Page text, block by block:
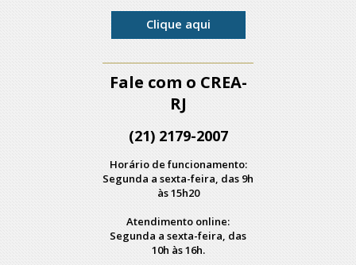
Clique aqui
Fale com o CREA-
RJ
(21) 2179-2007
Horário de funcionamento:
Segunda a sexta-feira, das 9h
às 15h20
Atendimento online:
Segunda a sexta-feira, das
10h às 16h.